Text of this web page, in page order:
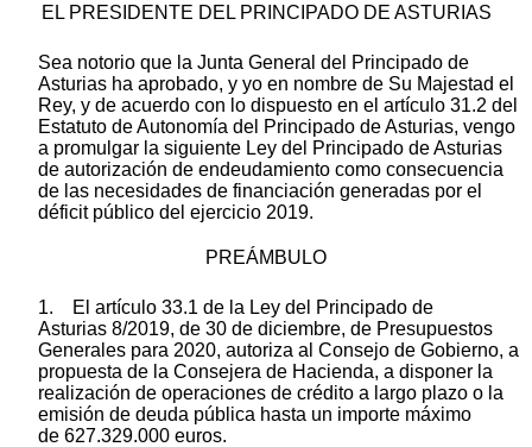
EL PRESIDENTE DEL PRINCIPADO DE ASTURIAS
Sea notorio que la Junta General del Principado de
Asturias ha aprobado, y yo en nombre de Su Majestad el
Rey, y de acuerdo con lo dispuesto en el artículo 31.2 del
Estatuto de Autonomía del Principado de Asturias, vengo
a promulgar la siguiente Ley del Principado de Asturias
de autorización de endeudamiento como consecuencia
de las necesidades de financiación generadas por el
déficit público del ejercicio 2019.
PREÁMBULO
1. El artículo 33.1 de la Ley del Principado de
Asturias 8/2019, de 30 de diciembre, de Presupuestos
Generales para 2020, autoriza al Consejo de Gobierno, a
propuesta de la Consejera de Hacienda, a disponer la
realización de operaciones de crédito a largo plazo o la
emisión de deuda pública hasta un importe máximo
de 627.329.000 euros.